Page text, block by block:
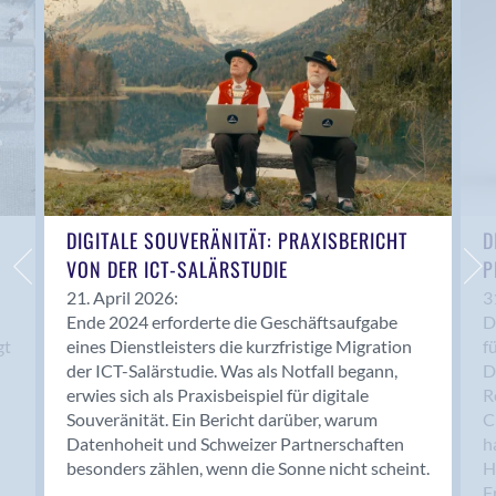
Anwil
Appenzell
Au SG
Baar
Baden
Balsthal
Balzers
Basel
Bassersdorf
Belp
Bendern
Benken (SG)
Bergdietikon
Berlin
Bern
Bern - Liebefeld
DIGITALE SOUVERÄNITÄT: PRAXISBERICHT
VON DER ICT-SALÄRSTUDIE
21. April 2026:
Ende 2024 erforderte die Geschäftsaufgabe
eines Dienstleisters die kurzfristige Migration
der ICT-Salärstudie. Was als Notfall begann,
erwies sich als Praxisbeispiel für digitale
Souveränität. Ein Bericht darüber, warum
Datenhoheit und Schweizer Partnerschaften
besonders zählen, wenn die Sonne nicht scheint.